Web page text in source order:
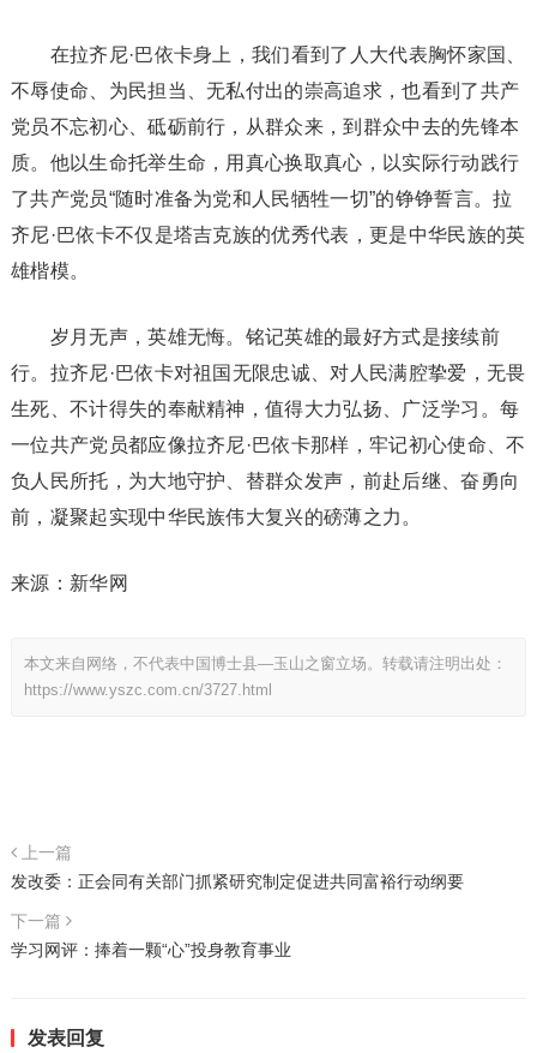
在拉齐尼·巴依卡身上，我们看到了人大代表胸怀家国、
不辱使命、为民担当、无私付出的崇高追求，也看到了共产
党员不忘初心、砥砺前行，从群众来，到群众中去的先锋本
质。他以生命托举生命，用真心换取真心，以实际行动践行
了共产党员“随时准备为党和人民牺牲一切”的铮铮誓言。拉
齐尼·巴依卡不仅是塔吉克族的优秀代表，更是中华民族的英
雄楷模。
岁月无声，英雄无悔。铭记英雄的最好方式是接续前
行。拉齐尼·巴依卡对祖国无限忠诚、对人民满腔挚爱，无畏
生死、不计得失的奉献精神，值得大力弘扬、广泛学习。每
一位共产党员都应像拉齐尼·巴依卡那样，牢记初心使命、不
负人民所托，为大地守护、替群众发声，前赴后继、奋勇向
前，凝聚起实现中华民族伟大复兴的磅薄之力。
来源：新华网
本文来自网络，不代表中国博士县—玉山之窗立场。转载请注明出处：
https://www.yszc.com.cn/3727.html
上一篇
发改委：正会同有关部门抓紧研究制定促进共同富裕行动纲要
下一篇
学习网评：捧着一颗“心”投身教育事业
发表回复